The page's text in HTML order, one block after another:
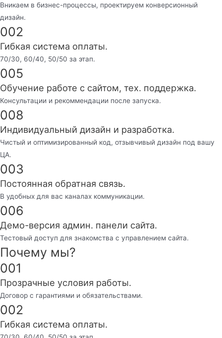
Вникаем в бизнес-процессы, проектируем конверсионный
дизайн.
002
Гибкая система оплаты.
70/30, 60/40, 50/50 за этап.
005
Обучение работе с сайтом, тех. поддержка.
Консультации и рекоммендации после запуска.
008
Индивидуальный дизайн и разработка.
Чистый и оптимизированный код, отзывчивый дизайн под вашу
ЦА.
003
Постоянная обратная связь.
В удобных для вас каналах коммуникации.
006
Демо-версия админ. панели сайта.
Тестовый доступ для знакомства с управлением сайта.
Почему мы?
001
Прозрачные условия работы.
Договор с гарантиями и обязательствами.
002
Гибкая система оплаты.